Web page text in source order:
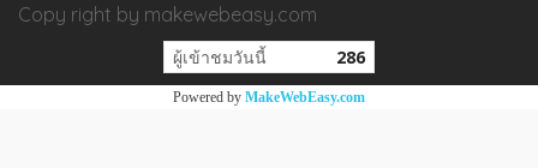
Copy right by makewebeasy.com
ผู้เข้าชมวันนี้ 286
Powered by MakeWebEasy.com